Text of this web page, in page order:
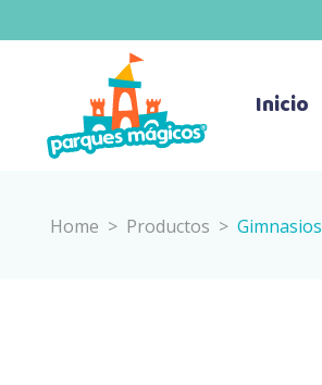
Inicio
Home > Productos > Gimnasios